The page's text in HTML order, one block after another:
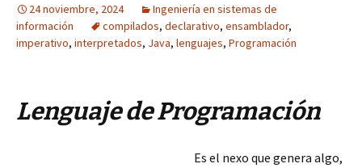
24 noviembre, 2024
Ingeniería en sistemas de
información
compilados, declarativo, ensamblador,
imperativo, interpretados, Java, lenguajes, Programación
Lenguaje de Programación
Es el nexo que genera algo,